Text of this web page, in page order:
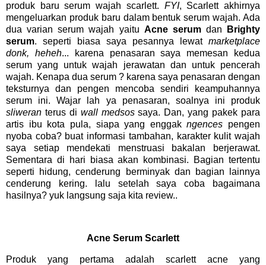
produk baru serum wajah scarlett. FYI, Scarlett akhirnya
mengeluarkan produk baru dalam bentuk serum wajah. Ada
dua varian serum wajah yaitu Acne serumdan
Brighty
serum. seperti biasa saya pesannya lewat marketplace
donk, heheh... karena penasaran saya memesan kedua
serum yang untuk wajah jerawatan dan untuk pencerah
wajah. Kenapa dua serum ? karena saya penasaran dengan
teksturnya dan pengen mencoba sendiri keampuhannya
serum ini. Wajar lah ya penasaran, soalnya ini produk
sliweran terus di wall medsossaya. Dan, yang pakek para
artis ibu kota pula, siapa yang enggakngences pengen
nyoba coba? buat informasi tambahan, karakter kulit wajah
saya setiap mendekati menstruasi bakalan berjerawat.
Sementara di hari biasa akan kombinasi. Bagian tertentu
seperti hidung, cenderung berminyak dan bagian lainnya
cenderung kering. lalu setelah saya coba bagaimana
hasilnya? yuk langsung saja kita review..
Acne Serum Scarlett
Produk yang pertama adalah scarlett acne yang